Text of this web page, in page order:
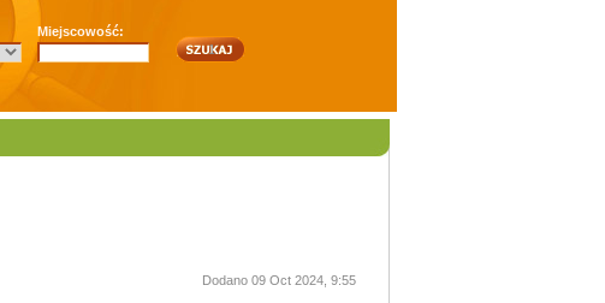
Miejscowość:
Dodano 09 Oct 2024, 9:55